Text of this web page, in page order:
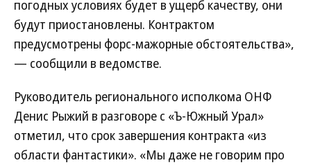
погодных условиях будет в ущерб качеству, они
будут приостановлены. Контрактом
предусмотрены форс-мажорные обстоятельства»,
— сообщили в ведомстве.
Руководитель регионального исполкома ОНФ
Денис Рыжий в разговоре с «Ъ-Южный Урал»
отметил, что срок завершения контракта «из
области фантастики». «Мы даже не говорим про